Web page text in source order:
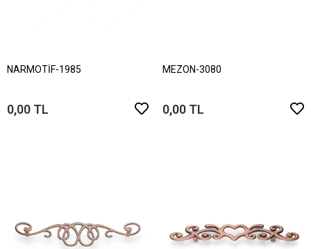
NARMOTİF-1985
0,00 TL
MEZON-3080
0,00 TL